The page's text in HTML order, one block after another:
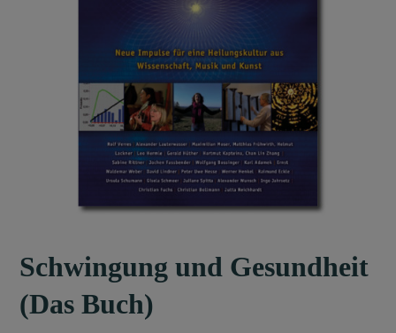
Schwingung und Gesundheit
(Das Buch)